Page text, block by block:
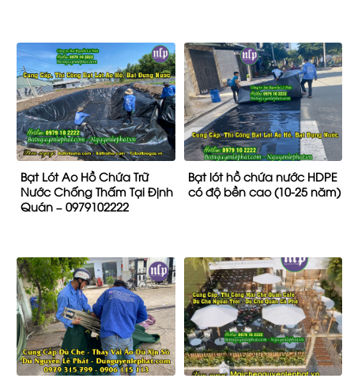
Bạt Lót Ao Hồ Chứa Trữ
Nước Chống Thấm Tại Định
Quán – 0979102222
Bạt lót hồ chứa nước HDPE
có độ bền cao (10-25 năm)